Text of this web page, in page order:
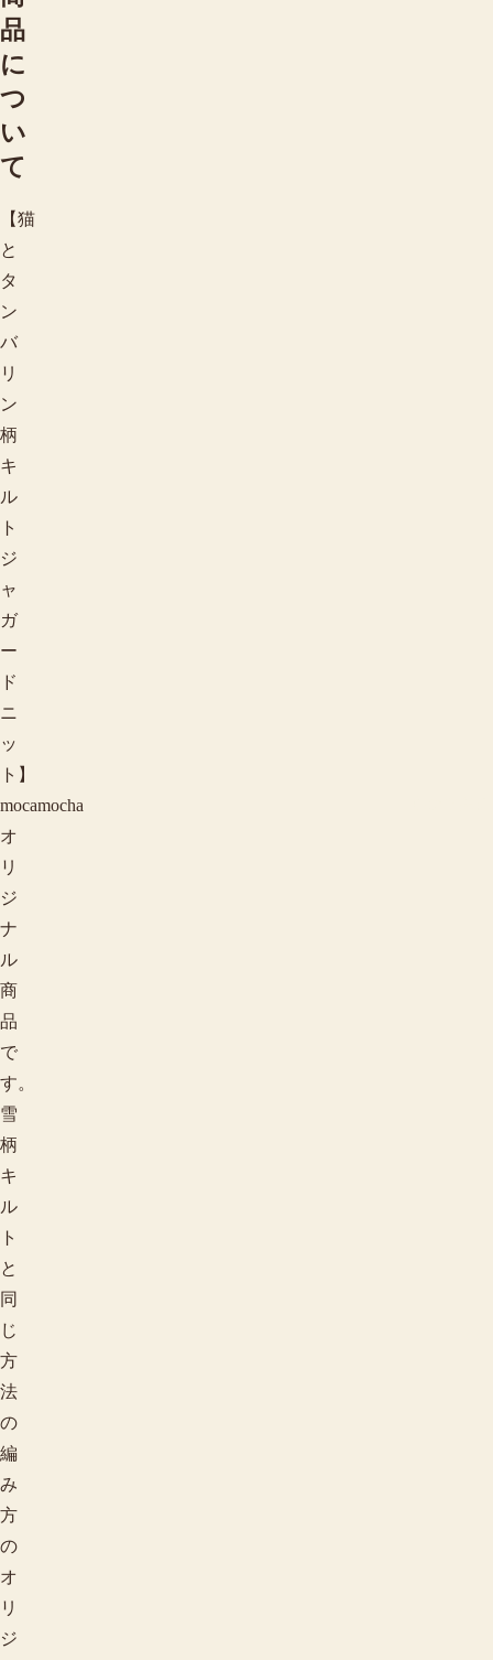
品
に
つ
い
て
【猫
と
タ
ン
バ
リ
ン
柄
キ
ル
ト
ジ
ャ
ガ
ー
ド
ニ
ッ
ト】
mocamocha
オ
リ
ジ
ナ
ル
商
品
で
す。
雪
柄
キ
ル
ト
と
同
じ
方
法
の
編
み
方
の
オ
リ
ジ